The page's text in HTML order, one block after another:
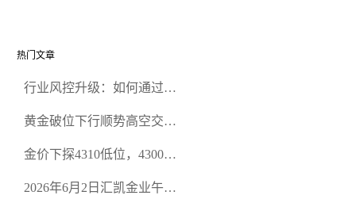
热门文章
行业风控升级：如何通过正
规黄金开户交易平台？
黄金破位下行顺势高空交易
金价下探4310低位，4300关
2026年6月2日汇凯金业午盘